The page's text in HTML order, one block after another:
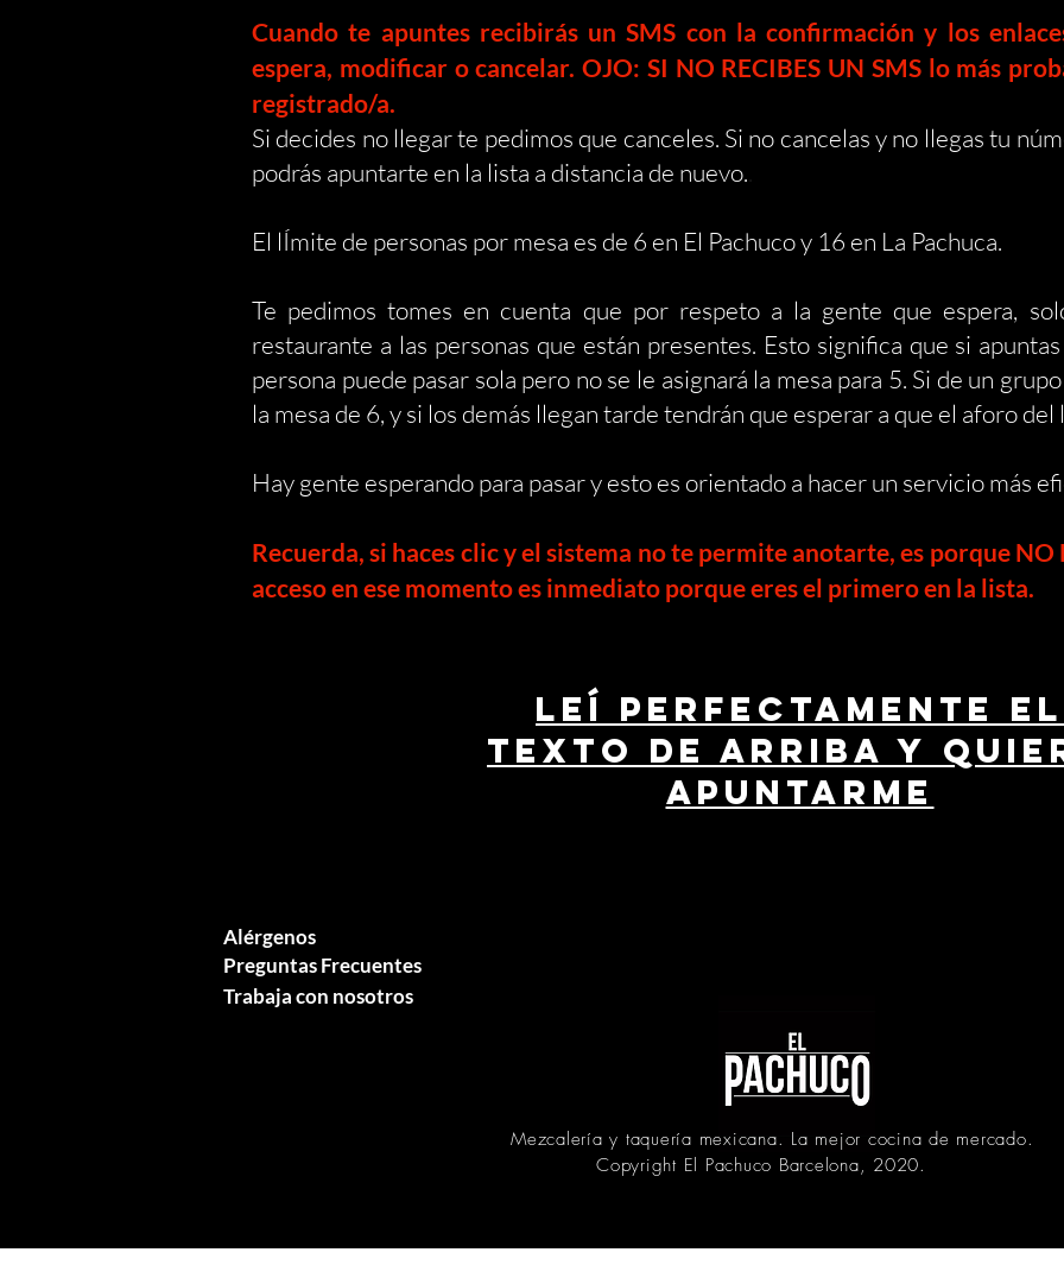
Cuando te apuntes recibirás un SMS con la confirmación y los
espera, modificar o cancelar. OJO: SI NO RECIBES UN SMS lo más
registrado/a.
Si decides no llegar te pedimos que canceles. Si no cancelas y no llegas tu
podrás apuntarte en la lista a distancia de nuevo.
El lÍmite de personas por mesa es de 6 en El Pachuco y 16 en La Pachuca.
Te pedimos tomes en cuenta que por respeto a la gente que espera,
restaurante a las personas que están presentes. Esto significa que si
persona puede pasar sola pero no se le asignará la mesa para 5. Si de un
la mesa de 6, y si los demás llegan tarde tendrán que esperar a que el aforo
Hay gente esperando para pasar y esto es orientado a hacer un servicio más
Recuerda, si haces clic y el sistema no te permite anotarte,es porque NO
acceso en ese momento es inmediato porque eres el primero en la lista.
LEÍ PERFECTAMENTE EL
TEXTO DE ARRIBA Y
APUNTARME
Alérgenos
Preguntas Frecuentes
Trabaja con nosotros
Mezcalería y taquería mexicana. La mejor cocina de mercado.
Copyright El Pachuco Barcelona, 2020.